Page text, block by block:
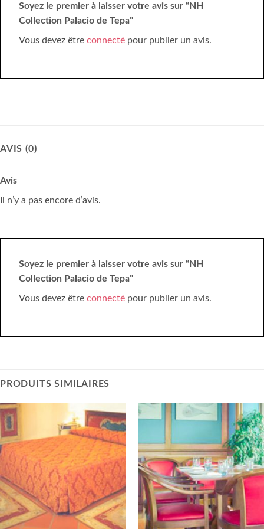
Soyez le premier à laisser votre avis sur “NH
Collection Palacio de Tepa”
Vous devez être connecté pour publier un avis.
AVIS (0)
Avis
Il n’y a pas encore d’avis.
Soyez le premier à laisser votre avis sur “NH
Collection Palacio de Tepa”
Vous devez être connecté pour publier un avis.
PRODUITS SIMILAIRES